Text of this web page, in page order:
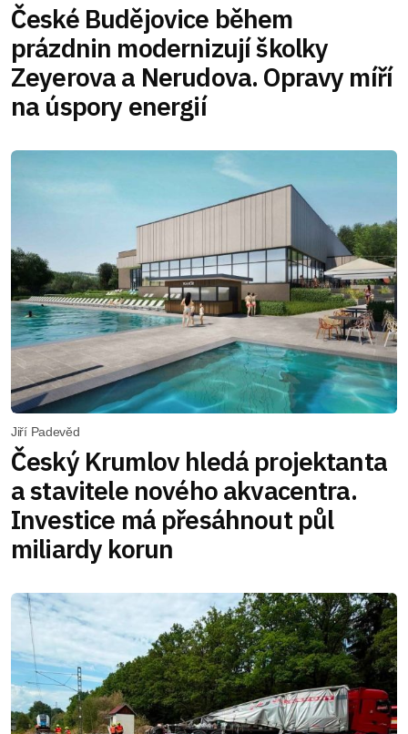
České Budějovice během
prázdnin modernizují školky
Zeyerova a Nerudova. Opravy míří
na úspory energií
Jiří Padevěd
Český Krumlov hledá projektanta
a stavitele nového akvacentra.
Investice má přesáhnout půl
miliardy korun